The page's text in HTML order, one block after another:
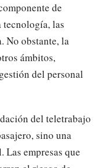
de
las
No obstante, la
ámbitos,
del personal
del teletrabajo
sino una
empresas que